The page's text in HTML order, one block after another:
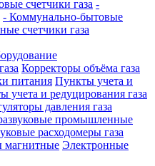
счетчики газа -
- Коммунально-бытовые
счетчики газа
Корректоры объёма газа
питания Пункты учета и
учета и редуцирования газа
давления газа
промышленные
расходомеры газа
магнитные Электронные